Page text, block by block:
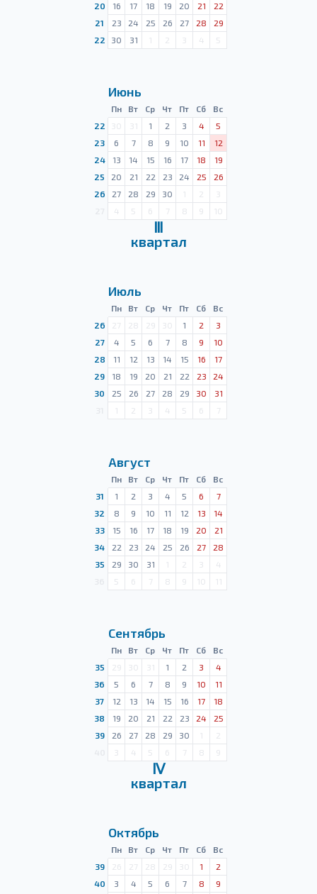
20
16 17 18 19 20 21
22
21
23 24 25 26 27 28
29
22
30 31 1 2 3 4 5
Июнь
Пн Вт Ср Чт Пт Сб
Вс
22
30 31 1 2 3 4
5
23
6 7 8 9 10 11
12
24
13 14 15 16 17 18
19
25
20 21 22 23 24 25
26
26
27 28 29 30 1 2
3
4 5 6 7 8 9 10
Ⅲ
квартал
Июль
Пн Вт Ср Чт Пт Сб
Вс
26
27 28 29 30 1 2
3
27
4 5 6 7 8 9
10
28
11 12 13 14 15 16
17
29
18 19 20 21 22 23
24
30
25 26 27 28 29 30
31
1 2 3 4 5 6 7
Август
Пн Вт Ср Чт Пт Сб
Вс
31
1 2 3 4 5 6
7
32
8 9 10 11 12 13
14
33
15 16 17 18 19 20
21
34
22 23 24 25 26 27
28
35
29 30 31 1 2 3
4
5 6 7 8 9 10 11
Сентябрь
Пн Вт Ср Чт Пт Сб
Вс
35
29 30 31 1 2 3
4
36
5 6 7 8 9 10
11
37
12 13 14 15 16 17
18
38
19 20 21 22 23 24
25
39
26 27 28 29 30 1
2
3 4 5 6 7 8 9
Ⅳ
квартал
Октябрь
Пн Вт Ср Чт Пт Сб
Вс
39
26 27 28 29 30 1
2
40
3 4 5 6 7 8
9